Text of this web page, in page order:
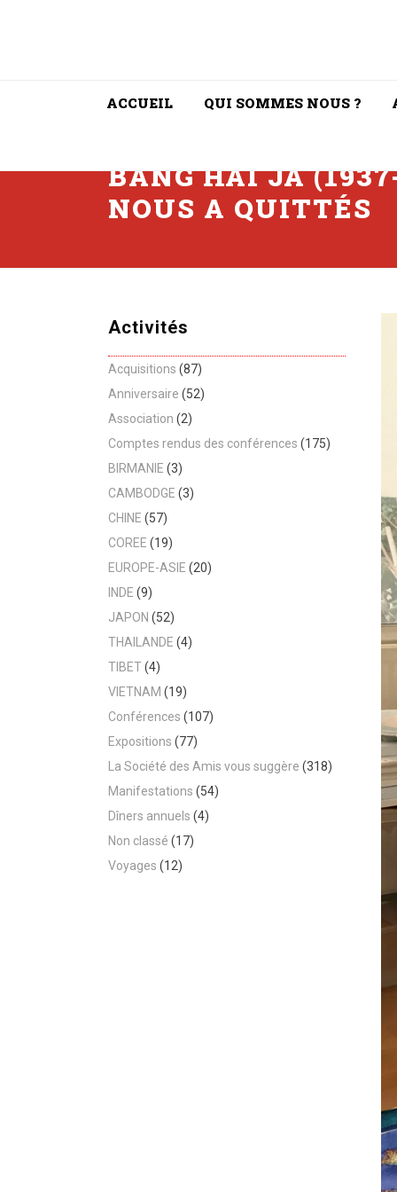
ACCUEIL QUI SOMMES NOUS ?
BANG HAI JA
NOUS A QUITTÉS
Activités
Acquisitions (87)
Anniversaire (52)
Association (2)
Comptes rendus des conférences (175)
BIRMANIE (3)
CAMBODGE (3)
CHINE (57)
COREE (19)
EUROPE-ASIE (20)
INDE (9)
JAPON (52)
THAILANDE (4)
TIBET(4)
VIETNAM (19)
Conférences (107)
Expositions (77)
La Société des Amis vous suggère (318)
Manifestations (54)
Dîners annuels (4)
Non classé (17)
Voyages (12)